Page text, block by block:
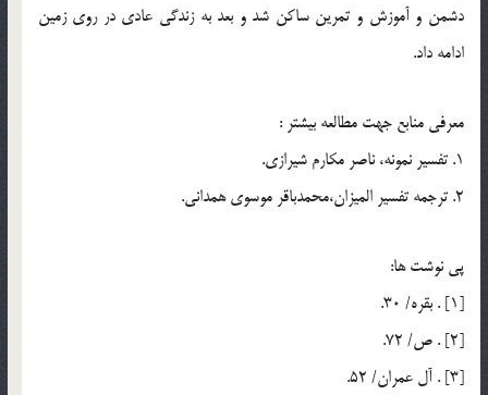
دشمن و آموزش و تمرين ساكن شد و بعد به زندگي عادي در روي زمين
ادامه داد.
معرفي منابع جهت مطالعه بیشتر :
1. تفسیر نمونه، ناصر مکارم شیرازی.
2. ترجمه تفسیر المیزان،محمدباقر موسوی همدانی.
پي نوشت ها:
[1] . بقره/ 30.
[2] . ص/ 72.
[3] . آل عمران/ 52.